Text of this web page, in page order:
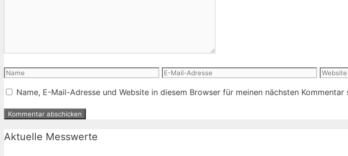
Name
E-
Adresse
Name, E-Mail-Adresse und Website in diesem Browser für meinen nächsten Kommentar
Aktuelle Messwerte